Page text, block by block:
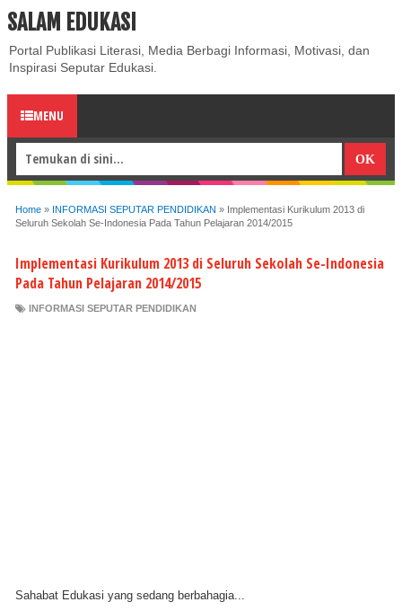
ABOUT CONTACT US
SALAM EDUKASI
Portal Publikasi Literasi, Media Berbagi Informasi, Motivasi, dan
Inspirasi Seputar Edukasi.
MENU
Home » INFORMASI SEPUTAR PENDIDIKAN » Implementasi Kurikulum 2013 di
Seluruh Sekolah Se-Indonesia Pada Tahun Pelajaran 2014/2015
Implementasi Kurikulum 2013 di Seluruh Sekolah Se-Indonesia
Pada Tahun Pelajaran 2014/2015
INFORMASI SEPUTAR PENDIDIKAN
Sahabat Edukasi yang sedang berbahagia...